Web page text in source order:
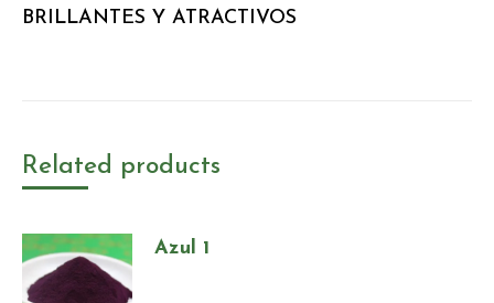
BRILLANTES Y ATRACTIVOS
Related products
Azul 1